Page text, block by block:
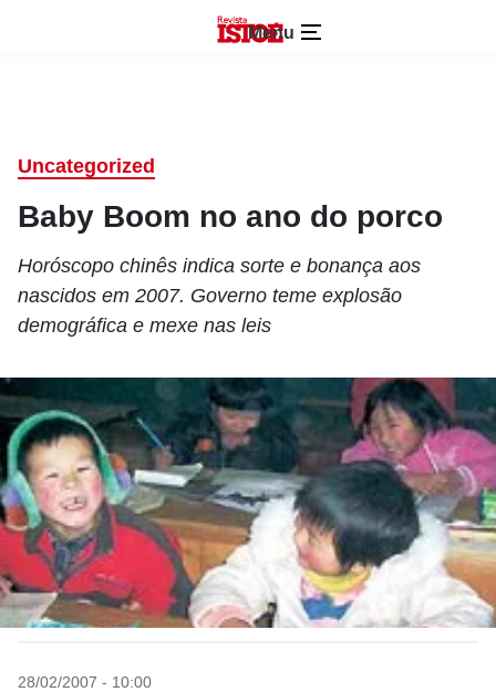
Menu
Uncategorized
Baby Boom no ano do porco
Horóscopo chinês indica sorte e bonança aos
nascidos em 2007. Governo teme explosão
demográfica e mexe nas leis
28/02/2007 - 10:00